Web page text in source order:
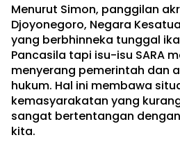
Menurut Simon, panggilan
Djoyonegoro, Negara
yang berbhinneka tunggal
Pancasila tapi isu-isu SARA
menyerang pemerintah dan
hukum. Hal ini membawa
kemasyarakatan yang
sangat bertentangan
kita.